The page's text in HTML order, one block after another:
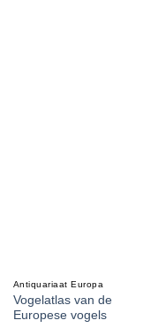
Antiquariaat Europa
Vogelatlas van de
Europese vogels